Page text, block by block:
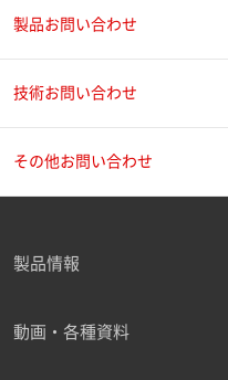
ご勤務先
製品お問い合わせ
技術お問い合わせ
その他お問い合わせ
製品情報
動画・各種資料